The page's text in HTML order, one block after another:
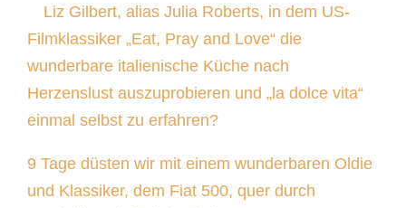
Liz Gilbert, alias Julia Roberts, in dem US-
Filmklassiker „Eat, Pray and Love“ die
wunderbare italienische Küche nach
Herzenslust auszuprobieren und „la dolce vita“
einmal selbst zu erfahren?
9 Tage düsten wir mit einem wunderbaren Oldie
und Klassiker, dem Fiat 500, quer durch